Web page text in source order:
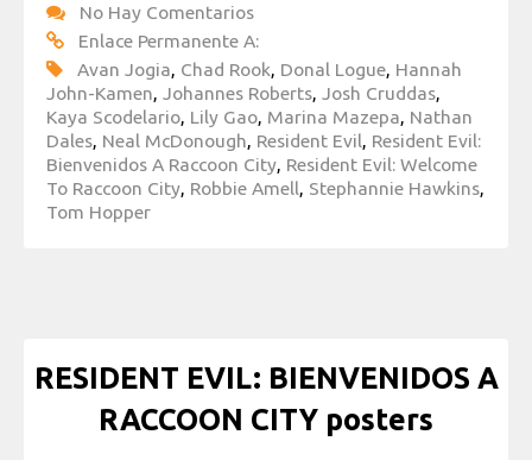
No Hay Comentarios
Enlace Permanente A:
Avan Jogia, Chad Rook, Donal Logue, Hannah
John-Kamen, Johannes Roberts, Josh Cruddas,
Kaya Scodelario, Lily Gao, Marina Mazepa, Nathan
Dales, Neal McDonough, Resident Evil, Resident Evil:
Bienvenidos A Raccoon City, Resident Evil: Welcome
To Raccoon City, Robbie Amell, Stephannie Hawkins,
Tom Hopper
RESIDENT EVIL: BIENVENIDOS A
RACCOON CITY posters